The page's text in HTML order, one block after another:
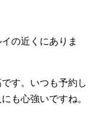
の近くにありま
す。いつも予約し
も心強いですね。